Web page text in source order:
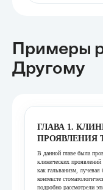
Примеры
Другому
ГЛАВА 1.
ПРОЯВЛЕНИЯ
В данной главе была
клинических
как гальванизм, лучевая
контексте
подробно рассмотрели